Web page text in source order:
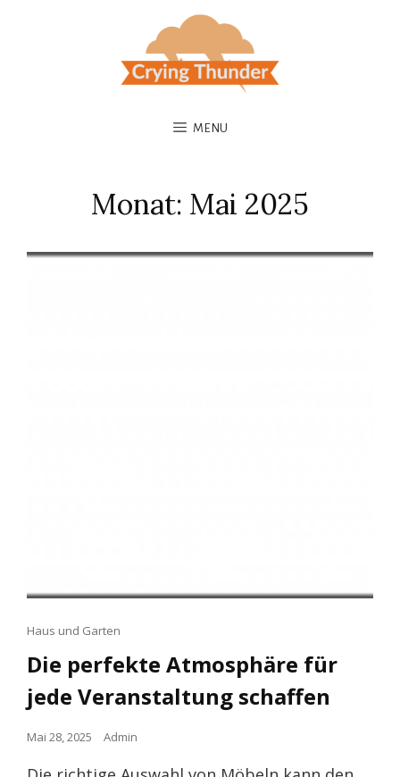
MENU
Monat: Mai 2025
Cat
Links
Haus und Garten
Die perfekte Atmosphäre für
jede Veranstaltung schaffen
Posted
Mai 28, 2025 Admin